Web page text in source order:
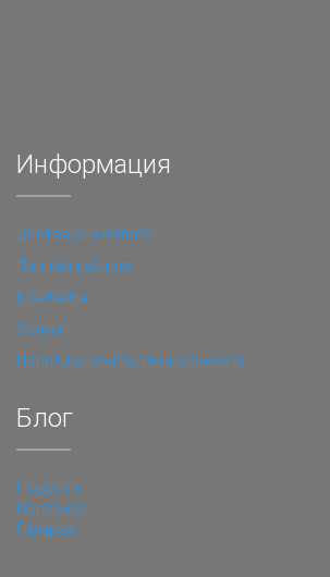
Информация
Доставка и оплата
Личный кабинет
Контакты
Услуги
Политика конфиденциальности
Блог
Новости
Полезное
Галерея